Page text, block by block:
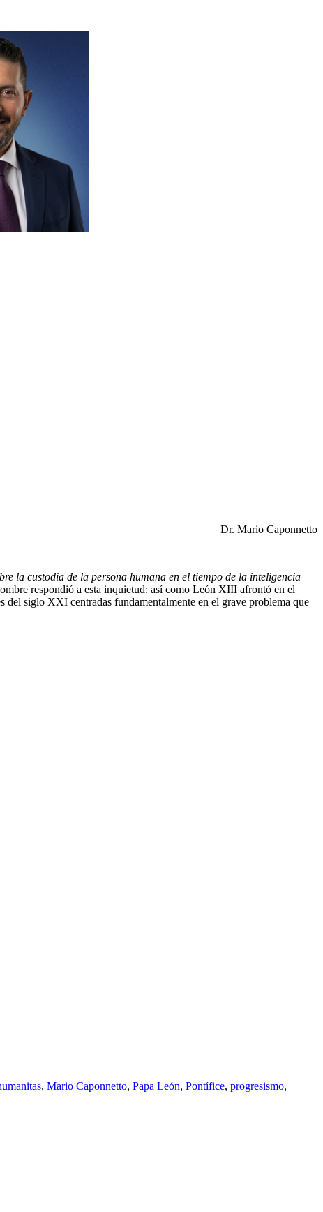
Dr. Mario Caponnetto
la custodia de la persona humana en el tiempo de la inteligencia
respondió a esta inquietud: así como León XIII afrontó en el
del siglo XXI centradas fundamentalmente en el grave problema que
, Mario Caponnetto, Papa León, Pontífice, progresismo,